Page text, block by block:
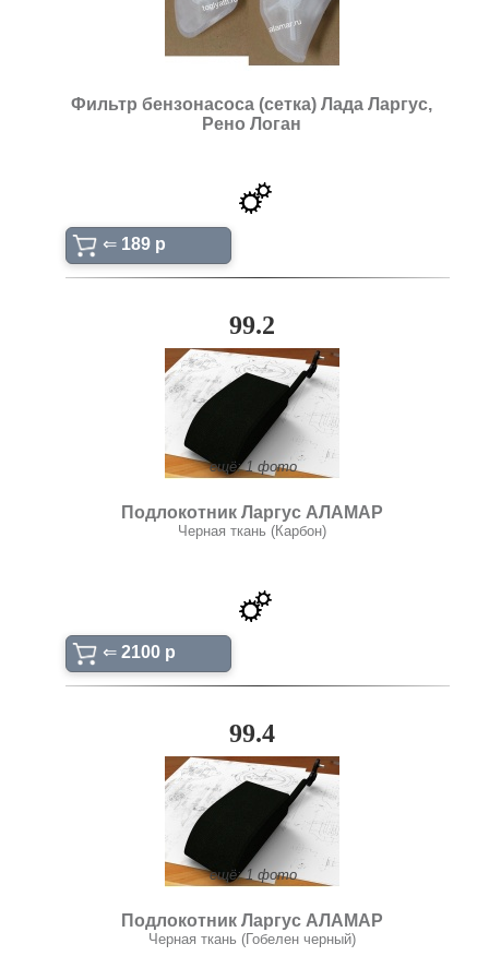
Фильтр бензонасоса (сетка) Лада Ларгус,
Рено Логан
⇐ 189 p
99.2
ещё: 1 фото
Подлокотник Ларгус АЛАМАР
Черная ткань (Карбон)
⇐ 2100 p
99.4
ещё: 1 фото
Подлокотник Ларгус АЛАМАР
Черная ткань (Гобелен черный)